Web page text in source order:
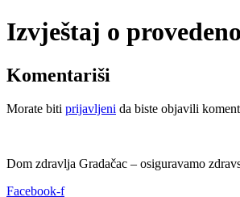
Izvještaj o
Komentariši
Morate biti prijavljeni da biste objavili
Dom zdravlja Gradačac – osiguravamo
Facebook-f